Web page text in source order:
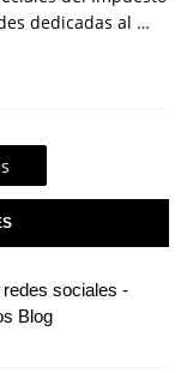
dedicadas al …
sociales -
Blog